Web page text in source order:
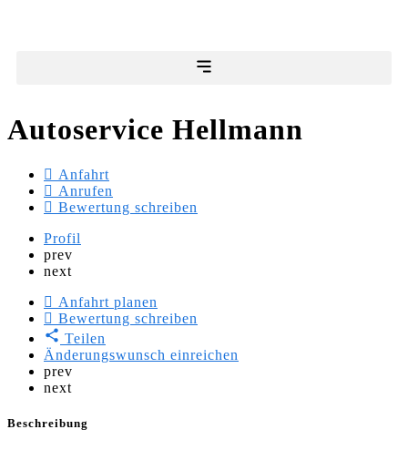
Autoservice Hellmann
Anfahrt
Anrufen
Bewertung schreiben
Profil
prev
next
Anfahrt planen
Bewertung schreiben
Teilen
Änderungswunsch einreichen
prev
next
Beschreibung